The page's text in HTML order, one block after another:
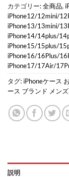
カテゴリー:全商品,
iPhone12/12mini/
iPhone13/13mini/
iPhone14/14plus/
iPhone15/15plus/
iPhone16/16Plus/
iPhone17/17Air/
タグ: iPhoneケース
ース ブランド メンズ,
説明